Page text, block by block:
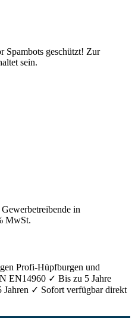
Spambots geschützt! Zur
sein.
in
MwSt.
Profi-Hüpfburgen und
EN14960 ✓ Bis zu 5 Jahre
Jahren ✓ Sofort verfügbar direkt